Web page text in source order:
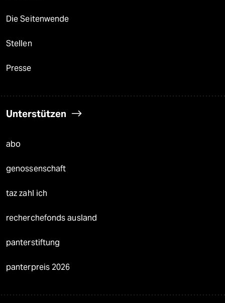
Die Seitenwende
Stellen
Presse
Unterstützen
abo
genossenschaft
taz zahl ich
recherchefonds ausland
panterstiftung
panterpreis 2026